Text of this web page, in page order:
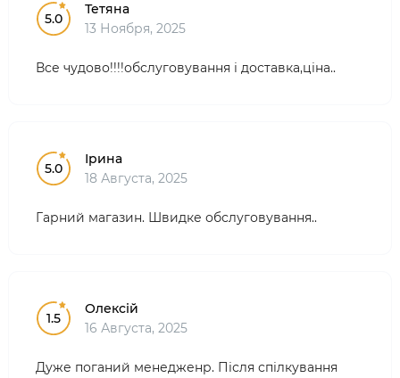
5.0
Тетяна
13 Ноября, 2025
Все чудово!!!!обслуговування і доставка,ціна..
5.0
Ірина
18 Августа, 2025
Гарний магазин. Швидке обслуговування..
1.5
Олексій
16 Августа, 2025
Дуже поганий менедженр. Після спілкування